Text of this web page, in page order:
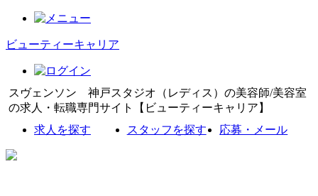
ビューティーキャリア
スヴェンソン 神戸スタジオ（レディス）の美容師/美容室
の求人・転職専門サイト【ビューティーキャリア】
求人を探す
スタッフを探す 応募・メール